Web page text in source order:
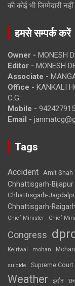
की कोई भी जिम्मेदारी नहीं
हमसे सम्पर्क करें
Owner - MONESH
Editor - MONESH
Associate -
Office - KANKALI
C.G.
Mobile -
Email -
Tags
Accident Amit Shah
Chhattisgarh-Bijapur
Chhattisgarh-
Chhattisgarh-Raigarh
Chief Minister
Chief
Congress
Kejriwal mohan
suicide Supreme Court
Weather इंदौर